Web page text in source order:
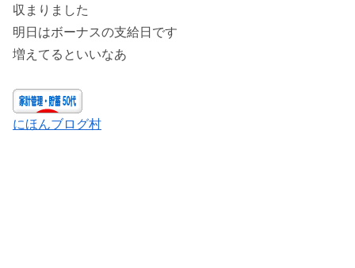
収まりました
明日はボーナスの支給日です
増えてるといいなあ
にほんブログ村